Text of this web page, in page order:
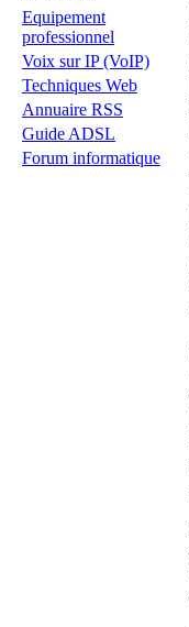
Equipement
professionnel
Voix sur IP (VoIP)
Techniques Web
Annuaire RSS
Guide ADSL
Forum informatique